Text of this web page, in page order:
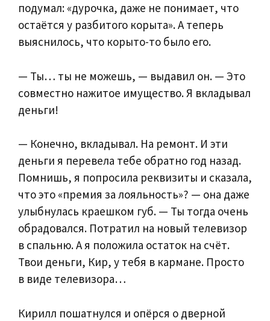
подумал: «дурочка, даже не понимает, что
остаётся у разбитого корыта». А теперь
выяснилось, что корыто-то было его.
— Ты… ты не можешь, — выдавил он. — Это
совместно нажитое имущество. Я вкладывал
деньги!
— Конечно, вкладывал. На ремонт. И эти
деньги я перевела тебе обратно год назад.
Помнишь, я попросила реквизиты и сказала,
что это «премия за лояльность»? — она даже
улыбнулась краешком губ. — Ты тогда очень
обрадовался. Потратил на новый телевизор
в спальню. А я положила остаток на счёт.
Твои деньги, Кир, у тебя в кармане. Просто
в виде телевизора…
Кирилл пошатнулся и опёрся о дверной